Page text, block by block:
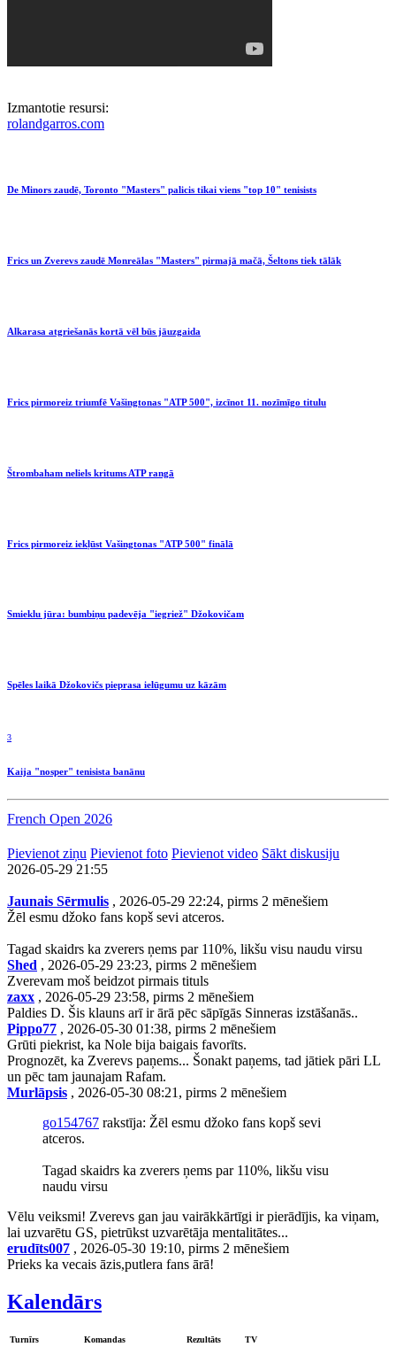
Izmantotie resursi:
rolandgarros.com
De Minors zaudē, Toronto "Masters" palicis tikai viens "top 10" tenisists
Frics un Zverevs zaudē Monreālas "Masters" pirmajā mačā, Šeltons tiek tālāk
Alkarasa atgriešanās kortā vēl būs jāuzgaida
Frics pirmoreiz triumfē Vašingtonas "ATP 500", izcīnot 11. nozīmīgo titulu
Štrombaham neliels kritums ATP rangā
Frics pirmoreiz iekļūst Vašingtonas "ATP 500" finālā
Smieklu jūra: bumbiņu padevēja "iegriež" Džokovičam
Spēles laikā Džokovičs pieprasa ielūgumu uz kāzām
3
Kaija "nosper" tenisista banānu
French Open 2026
Pievienot ziņu Pievienot foto Pievienot video Sākt diskusiju
2026-05-29 21:55
Jaunais Sērmulis , 2026-05-29 22:24, pirms 2 mēnešiem
Žēl esmu džoko fans kopš sevi atceros.
Tagad skaidrs ka zverers ņems par 110%, likšu visu naudu virsu
Shed , 2026-05-29 23:23, pirms 2 mēnešiem
Zverevam moš beidzot pirmais tituls
zaxx , 2026-05-29 23:58, pirms 2 mēnešiem
Paldies D. Šis klauns arī ir ārā pēc sāpīgās Sinneras izstāšanās..
Pippo77 , 2026-05-30 01:38, pirms 2 mēnešiem
Grūti piekrist, ka Nole bija baigais favorīts.
Prognozēt, ka Zverevs paņems... Šonakt paņems, tad jātiek pāri LL
un pēc tam jaunajam Rafam.
Murlāpsis , 2026-05-30 08:21, pirms 2 mēnešiem
go154767 rakstīja: Žēl esmu džoko fans kopš sevi
atceros.
Tagad skaidrs ka zverers ņems par 110%, likšu visu
naudu virsu
Vēlu veiksmi! Zverevs gan jau vairākkārtīgi ir pierādījis, ka viņam,
lai uzvarētu GS, pietrūkst uzvarētāja mentalitātes...
erudīts007 , 2026-05-30 19:10, pirms 2 mēnešiem
Prieks ka vecais āzis,putlera fans ārā!
Kalendārs
Turnīrs Komandas Rezultāts TV